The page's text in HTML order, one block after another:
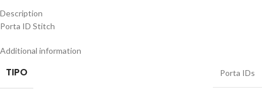
Description
Porta ID Stitch
Additional information
TIPO Porta IDs